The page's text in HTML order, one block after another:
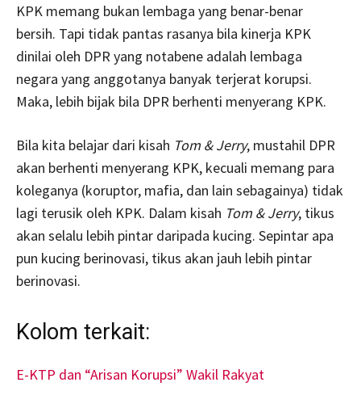
KPK memang bukan lembaga yang benar-benar
bersih. Tapi tidak pantas rasanya bila kinerja KPK
dinilai oleh DPR yang notabene adalah lembaga
negara yang anggotanya banyak terjerat korupsi.
Maka, lebih bijak bila DPR berhenti menyerang KPK.
Bila kita belajar dari kisah Tom & Jerry, mustahil DPR
akan berhenti menyerang KPK, kecuali memang para
koleganya (koruptor, mafia, dan lain sebagainya) tidak
lagi terusik oleh KPK. Dalam kisah Tom & Jerry, tikus
akan selalu lebih pintar daripada kucing. Sepintar apa
pun kucing berinovasi, tikus akan jauh lebih pintar
berinovasi.
Kolom terkait:
E-KTP dan “Arisan Korupsi” Wakil Rakyat